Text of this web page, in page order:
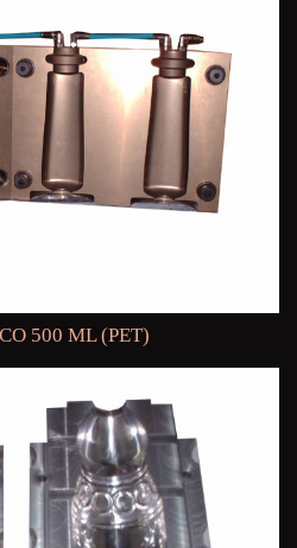
500 ML (PET)